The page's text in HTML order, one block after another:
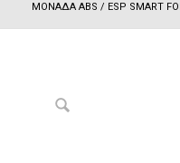
ΜΟΝΑΔΑ ABS / ESP SMART